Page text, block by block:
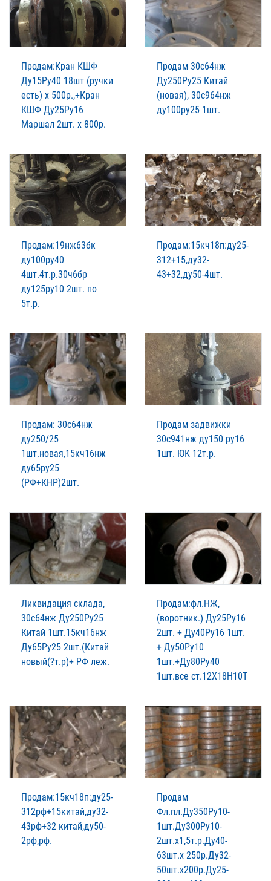
Продам:Кран КШФ
Ду15Ру40 18шт (ручки
есть) х 500р.,+Кран
КШФ Ду25Ру16
Маршал 2шт. х 800р.
Продам 30с64нж
Ду250Ру25 Китай
(новая), 30с964нж
ду100ру25 1шт.
Продам:19нж63бк
ду100ру40
4шт.4т.р.30ч6бр
ду125ру10 2шт. по
5т.р.
Продам:15кч18п:ду25-
312+15,ду32-
43+32,ду50-4шт.
Продам: 30с64нж
ду250/25
1шт.новая,15кч16нж
ду65ру25
(РФ+КНР)2шт.
Продам задвижки
30с941нж ду150 ру16
1шт. ЮК 12т.р.
Ликвидация склада,
30с64нж Ду250Ру25
Китай 1шт.15кч16нж
Ду65Ру25 2шт.(Китай
новый(?т.р)+ РФ леж.
Продам:фл.НЖ,
(воротник.) Ду25Ру16
2шт. + Ду40Ру16 1шт.
+ Ду50Ру10
1шт.+Ду80Ру40
1шт.все ст.12Х18Н10Т
Продам:15кч18п:ду25-
312рф+15китай,ду32-
43рф+32 китай,ду50-
2рф,рф.
Продам
Фл.пл.Ду350Ру10-
1шт.Ду300Ру10-
2шт.х1,5т.р.Ду40-
63шт.х 250р.Ду32-
50шт.х200р.Ду25-